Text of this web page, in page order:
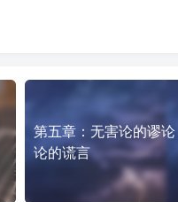
第五章：无害论的谬
论的谎言